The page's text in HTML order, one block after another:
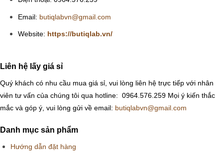
Email: butiqlabvn@gmail.com
Website: https://butiqlab.vn/
Liên hệ lấy giá sỉ
Quý khách có nhu cầu mua giá sỉ, vui lòng liên hệ trực tiếp với nhân
viên tư vấn của chúng tôi qua hotline: 0964.576.259 Mọi ý kiến thắc
mắc và góp ý, vui lòng gửi về email: butiqlabvn@gmail.com
Danh mục sản phẩm
Hướng dẫn đặt hàng